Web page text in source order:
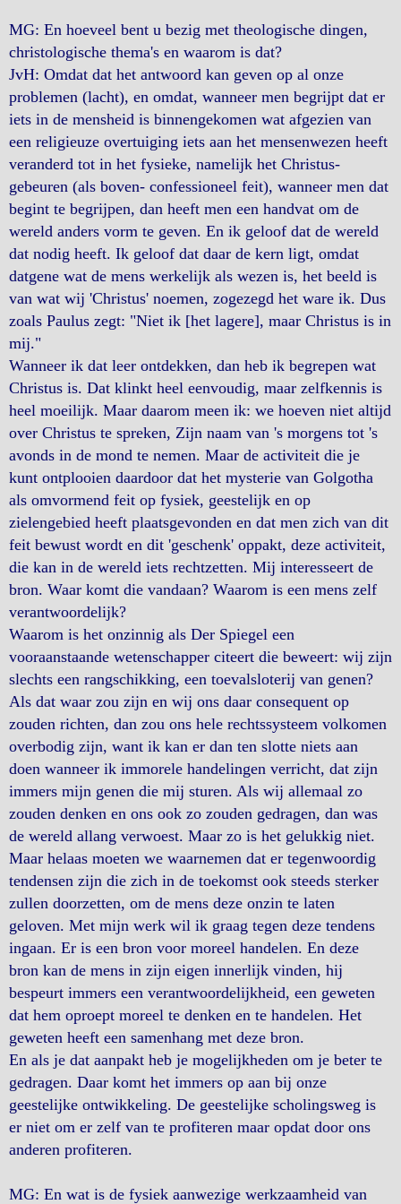
MG: En hoeveel bent u bezig met theologische dingen,
christologische thema's en waarom is dat?
JvH: Omdat dat het antwoord kan geven op al onze
problemen (lacht), en omdat, wanneer men begrijpt dat er
iets in de mensheid is binnengekomen wat afgezien van
een religieuze overtuiging iets aan het mensenwezen heeft
veranderd tot in het fysieke, namelijk het Christus-
gebeuren (als boven- confessioneel feit), wanneer men dat
begint te begrijpen, dan heeft men een handvat om de
wereld anders vorm te geven. En ik geloof dat de wereld
dat nodig heeft. Ik geloof dat daar de kern ligt, omdat
datgene wat de mens werkelijk als wezen is, het beeld is
van wat wij 'Christus' noemen, zogezegd het ware ik. Dus
zoals Paulus zegt: "Niet ik [het lagere], maar Christus is in
mij."
Wanneer ik dat leer ontdekken, dan heb ik begrepen wat
Christus is. Dat klinkt heel eenvoudig, maar zelfkennis is
heel moeilijk. Maar daarom meen ik: we hoeven niet altijd
over Christus te spreken, Zijn naam van 's morgens tot 's
avonds in de mond te nemen. Maar de activiteit die je
kunt ontplooien daardoor dat het mysterie van Golgotha
als omvormend feit op fysiek, geestelijk en op
zielengebied heeft plaatsgevonden en dat men zich van dit
feit bewust wordt en dit 'geschenk' oppakt, deze activiteit,
die kan in de wereld iets rechtzetten. Mij interesseert de
bron. Waar komt die vandaan? Waarom is een mens zelf
verantwoordelijk?
Waarom is het onzinnig als Der Spiegel een
vooraanstaande wetenschapper citeert die beweert: wij zijn
slechts een rangschikking, een toevalsloterij van genen?
Als dat waar zou zijn en wij ons daar consequent op
zouden richten, dan zou ons hele rechtssysteem volkomen
overbodig zijn, want ik kan er dan ten slotte niets aan
doen wanneer ik immorele handelingen verricht, dat zijn
immers mijn genen die mij sturen. Als wij allemaal zo
zouden denken en ons ook zo zouden gedragen, dan was
de wereld allang verwoest. Maar zo is het gelukkig niet.
Maar helaas moeten we waarnemen dat er tegenwoordig
tendensen zijn die zich in de toekomst ook steeds sterker
zullen doorzetten, om de mens deze onzin te laten
geloven. Met mijn werk wil ik graag tegen deze tendens
ingaan. Er is een bron voor moreel handelen. En deze
bron kan de mens in zijn eigen innerlijk vinden, hij
bespeurt immers een verantwoordelijkheid, een geweten
dat hem oproept moreel te denken en te handelen. Het
geweten heeft een samenhang met deze bron.
En als je dat aanpakt heb je mogelijkheden om je beter te
gedragen. Daar komt het immers op aan bij onze
geestelijke ontwikkeling. De geestelijke scholingsweg is
er niet om er zelf van te profiteren maar opdat door ons
anderen profiteren.
MG: En wat is de fysiek aanwezige werkzaamheid van